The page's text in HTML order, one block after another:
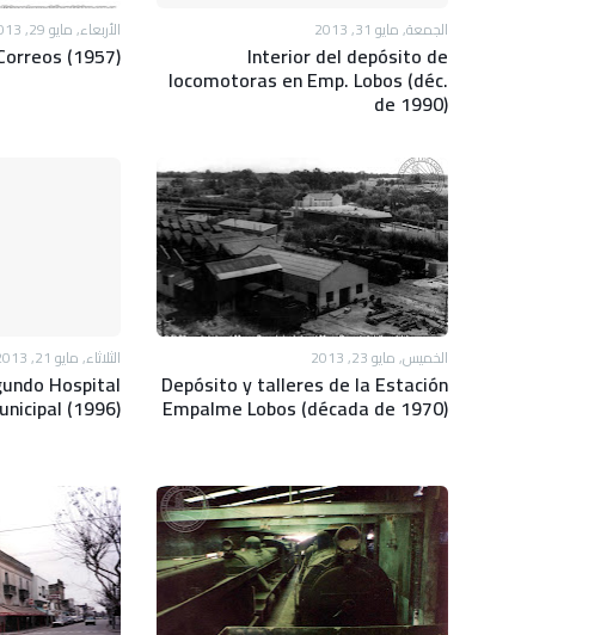
الجمعة, مايو 31, 2013
Interior del depósito de
locomotoras en Emp. Lobos (déc.
de 1990)
الأربعاء, مايو 29, 2013
(1957)
الخميس, مايو 23, 2013
Depósito y talleres de la Estación
Empalme Lobos (década de 1970)
الثلاثاء, مايو 21, 2013
Hospital
(1996)